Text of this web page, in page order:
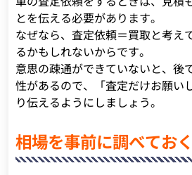
とを伝える必要があります。
なぜなら、査定依頼＝買取と考え
るかもしれないからです。
意思の疎通ができていないと、後
性があるので、「査定だけお願い
り伝えるようにしましょう。
相場を事前に調べておく